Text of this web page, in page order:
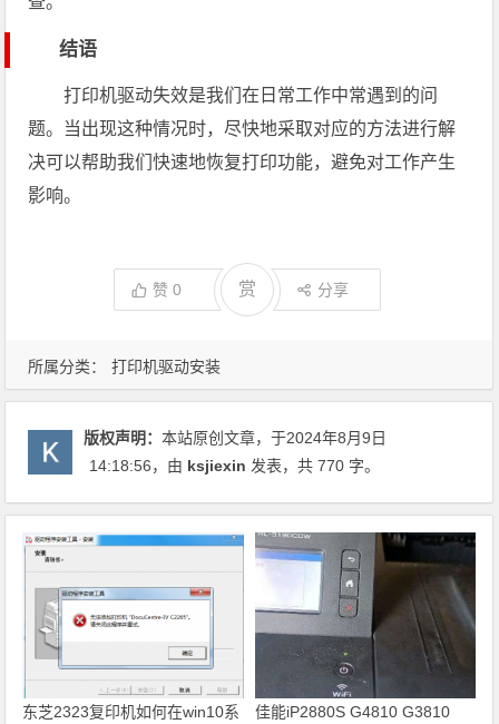
所属分类： 打印机驱动安装
结语
打印机驱动失效是我们在日常工作中常遇到的问
题。当出现这种情况时，尽快地采取对应的方法进行解
决可以帮助我们快速地恢复打印功能，避免对工作产生
影响。
赞0 赏 分享
版权声明：本站原创文章，于2024年8月9日
14:18:56，由 ksjiexin 发表，共 770 字。
东芝2323复印机如何在win10系
佳能iP2880S G4810 G3810